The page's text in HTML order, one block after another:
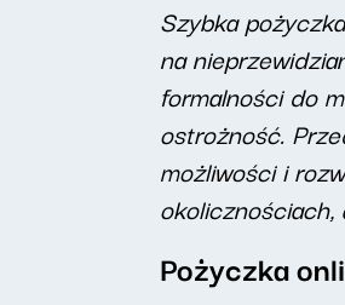
Szybka
na
formalności do
ostrożność.
możliwości i
okolicznościach,
Pożyczka